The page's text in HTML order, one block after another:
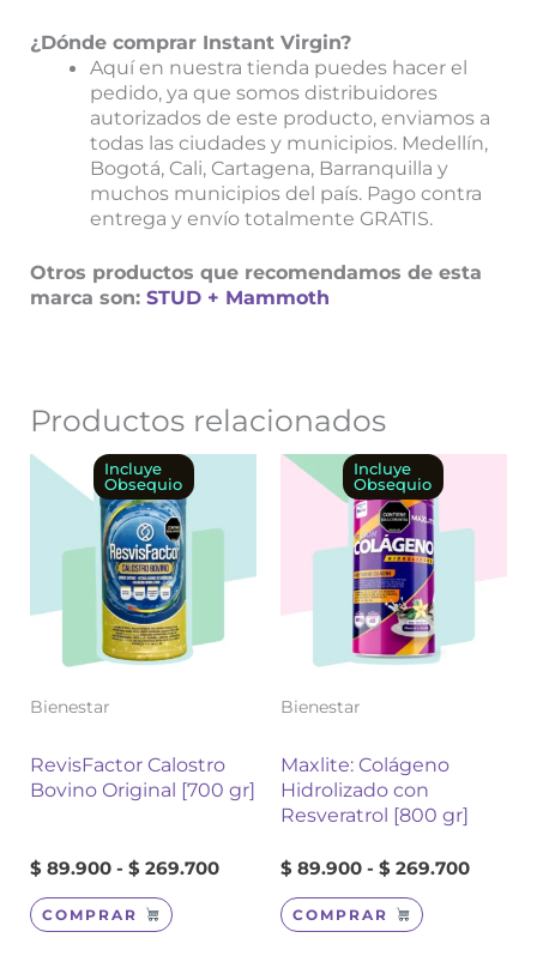
¿Dónde comprar Instant Virgin?
Aquí en nuestra tienda puedes hacer el
pedido, ya que somos distribuidores
autorizados de este producto, enviamos a
todas las ciudades y municipios. Medellín,
Bogotá, Cali, Cartagena, Barranquilla y
muchos municipios del país. Pago contra
entrega y envío totalmente GRATIS.
Otros productos que recomendamos de esta
marca son:STUD + Mammoth
Productos relacionados
Incluye
Obsequio
Bienestar
RevisFactor Calostro
Bovino Original [700 gr]
$ 89.900 - $ 269.700
desde
hasta
COMPRAR
Este
producto
tiene
múltiples
variantes.
Las
opciones
se
pueden
página
de
Incluye
Obsequio
Bienestar
Maxlite: Colágeno
Hidrolizado con
Resveratrol [800 gr]
$ 89.900 - $ 269.700
desde
hasta
COMPRAR
Este
producto
tiene
múltiples
variantes.
Las
opciones
se
pueden
página
de
producto